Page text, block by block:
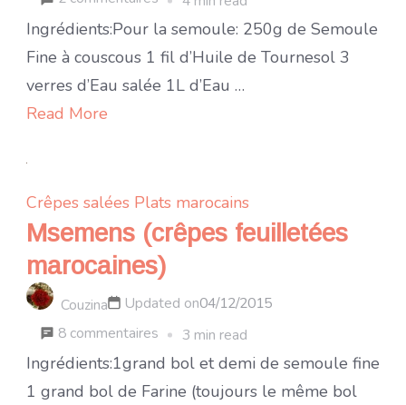
Couscous
aux
boulettes
Ingrédients:Pour la semoule: 250g de Semoule
Fine à couscous 1 fil d’Huile de Tournesol 3
verres d’Eau salée 1L d’Eau …
Read More
Crêpes salées Plats marocains
Msemens (crêpes feuilletées
marocaines)
Couzina Updated on04/12/2015
8 commentaires sur
Msemens
(crêpes
3 min read
Ingrédients:1grand bol et demi de semoule fine
1 grand bol de Farine (toujours le même bol